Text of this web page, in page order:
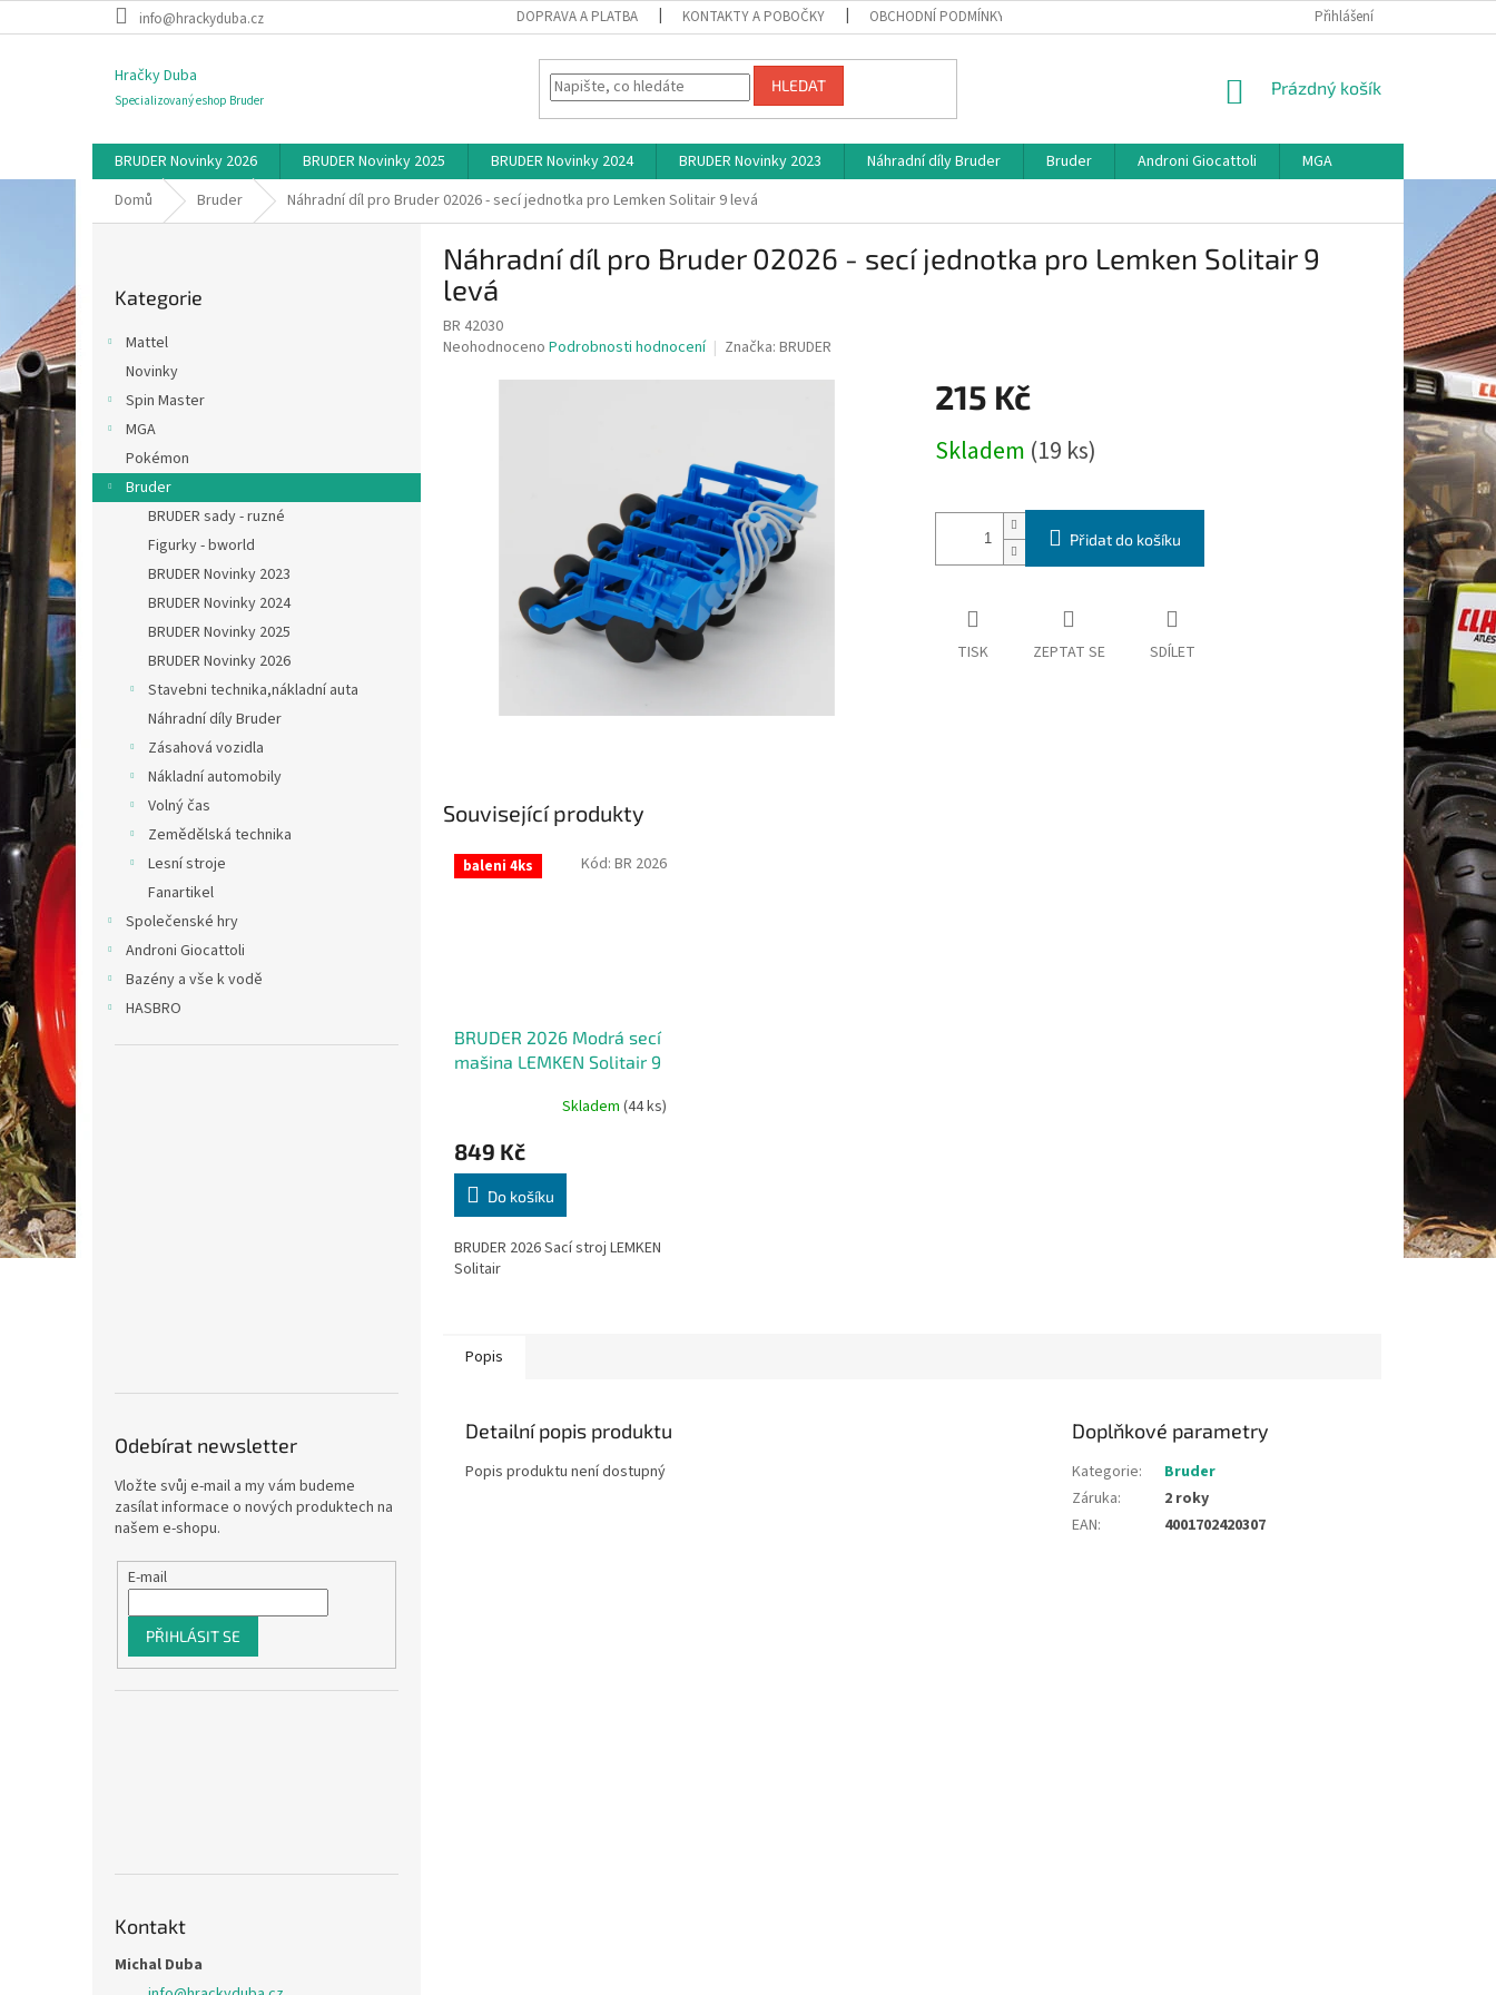
na
info@hrackyduba.cz DOPRAVA A PLATBA KONTAKTY A POBOČKY OBCHODNÍ PODMÍNKY MAPA SERVERU
Přihlášení
Hračky Duba
Specializovaný eshop Bruder
HLEDAT
NÁKUPNÍ
Prázdný košík
BRUDER Novinky 2026 BRUDER Novinky 2025 BRUDER Novinky 2024 BRUDER Novinky 2023 Náhradní díly Bruder Bruder Androni Giocattoli
MGA
Domů
Bruder Náhradní díl pro Bruder 02026 - secí jednotka pro Lemken Solitair 9 levá
a
n
kategorie
Kategorie
Mattel
Novinky
Spin Master
MGA
Pokémon
Bruder
BRUDER sady - ruzné
Figurky - bworld
BRUDER Novinky 2023
BRUDER Novinky 2024
BRUDER Novinky 2025
BRUDER Novinky 2026
Stavebni technika,nákladní auta
Náhradní díly Bruder
Zásahová vozidla
Nákladní automobily
Volný čas
Zemědělská technika
Lesní stroje
Fanartikel
Společenské hry
Androni Giocattoli
Bazény a vše k vodě
HASBRO
Odebírat newsletter
Vložte svůj e-mail a my vám budeme
zasílat informace o nových produktech na
našem e-shopu.
E-mail
PŘIHLÁSIT SE
Kontakt
Michal Duba
Náhradní díl pro Bruder 02026 - secí jednotka pro Lemken Solitair 9
levá
BR 42030
Průměrné
Neohodnoceno Podrobnosti hodnocení Značka: BRUDER
215 Kč
cena:
Skladem (19 ks)
Přidat do košíku
TISK ZEPTAT SE SDÍLET
Související produkty
baleni 4ks
BRUDER 2026 Modrá secí
mašina LEMKEN Solitair 9
produktu
je
1,0
z
hvězdiček.
Skladem (44 ks)
849 Kč
Do košíku
BRUDER 2026 Sací stroj LEMKEN
Solitair
Kód: BR 2026
Popis
Detailní popis produktu
Popis produktu není dostupný
Doplňkové parametry
Kategorie:
Bruder
Záruka:
2 roky
EAN: 4001702420307